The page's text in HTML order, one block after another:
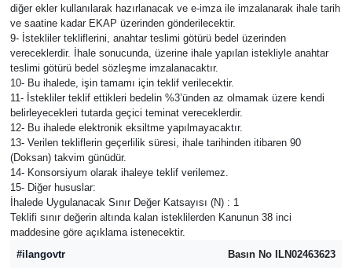
diğer ekler kullanılarak hazırlanacak ve e-imza ile imzalanarak ihale tarih
ve saatine kadar EKAP üzerinden gönderilecektir.
9- İstekliler tekliflerini, anahtar teslimi götürü bedel üzerinden
vereceklerdir. İhale sonucunda, üzerine ihale yapılan istekliyle anahtar
teslimi götürü bedel sözleşme imzalanacaktır.
10- Bu ihalede, işin tamamı için teklif verilecektir.
11- İstekliler teklif ettikleri bedelin %3’ünden az olmamak üzere kendi
belirleyecekleri tutarda geçici teminat vereceklerdir.
12- Bu ihalede elektronik eksiltme yapılmayacaktır.
13- Verilen tekliflerin geçerlilik süresi, ihale tarihinden itibaren 90
(Doksan) takvim günüdür.
14- Konsorsiyum olarak ihaleye teklif verilemez.
15- Diğer hususlar:
İhalede Uygulanacak Sınır Değer Katsayısı (N) : 1
Teklifi sınır değerin altında kalan isteklilerden Kanunun 38 inci
maddesine göre açıklama istenecektir.
#ilangovtr
Basın No ILN02463623